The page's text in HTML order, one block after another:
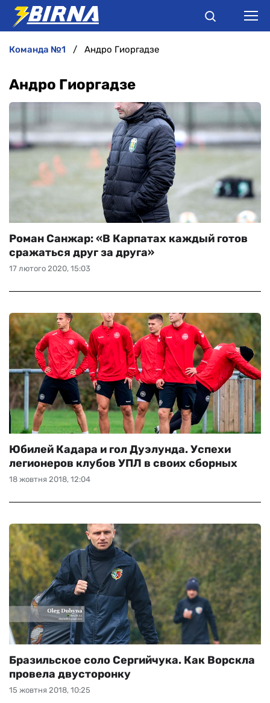
АНАЛІТИКА
ІНТЕРВ'Ю
РІЗНЕ
команда №1 Андро Гиоргадзе
Андро Гиоргадзе
17 лютого 2020, 15:03
Роман Санжар: «В Карпатах каждый готов
сражаться друг за друга»
18 жовтня 2018, 12:04
Юбилей Кадара и гол Дуэлунда. Успехи
легионеров клубов УПЛ в своих сборных
15 жовтня 2018, 10:25
Бразильское соло Сергийчука. Как Ворскла
провела двусторонку